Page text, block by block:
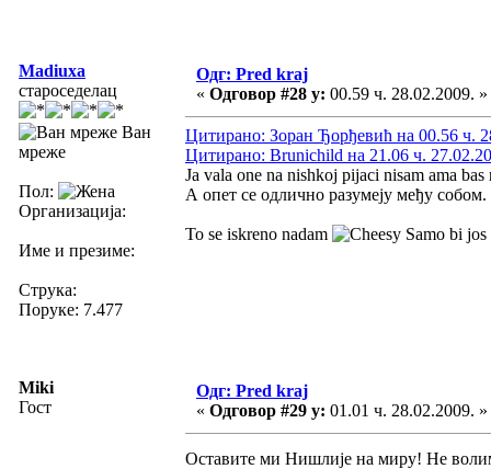
Madiuxa
староседелац
Ван
мреже
Пол:
Организација:
Име и презиме:
Струка:
Поруке: 7.477
Одг: Pred kraj
« Одговор #28 у: 00.59 ч. 28.02.2009. »
Цитирано: Зоран Ђорђевић на 00.56 ч.
Цитирано: Brunichild на 21.06 ч.
Ja vala one na nishkoj pijaci nisam ama
А опет се одлично разумеју међу собом.
To se iskreno nadam Samo bi
Miki
Гост
Одг: Pred kraj
« Одговор #29 у: 01.01 ч. 28.02.2009. »
Оставите ми Нишлије на миру! Не